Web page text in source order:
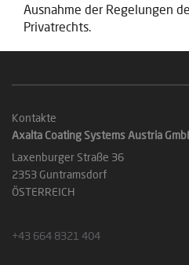
Ausnahme der Regelungen
Privatrechts.
Kontakte
Axalta Coating Systems Austria
Laxenburger Straße 36
2353 Guntramsdorf
ÖSTERREICH
+43 664 8321 404